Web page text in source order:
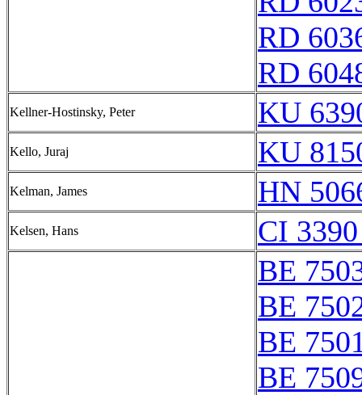
RD
RD
Kellner-Hostinsky, Peter KU
Kello, Juraj KU
Kelman, James HN
Kelsen, Hans CI
BE
BE
BE
BE